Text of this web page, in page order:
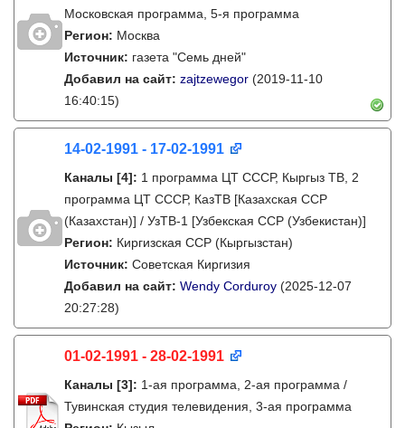
Московская программа, 5-я программа
Регион: Москва
Источник: газета "Семь дней"
Добавил на сайт: zajtzewegor (2019-11-10
16:40:15)
14-02-1991 - 17-02-1991
Каналы [4]: 1 программа ЦТ СССР, Кыргыз ТВ, 2
программа ЦТ СССР, КазТВ [Казахская ССР
(Казахстан)] / УзТВ-1 [Узбекская ССР (Узбекистан)]
Регион: Киргизская ССР (Кыргызстан)
Источник: Советская Киргизия
Добавил на сайт: Wendy Corduroy (2025-12-07
20:27:28)
01-02-1991 - 28-02-1991
Каналы [3]: 1-ая программа, 2-ая программа /
Тувинская студия телевидения, 3-ая программа